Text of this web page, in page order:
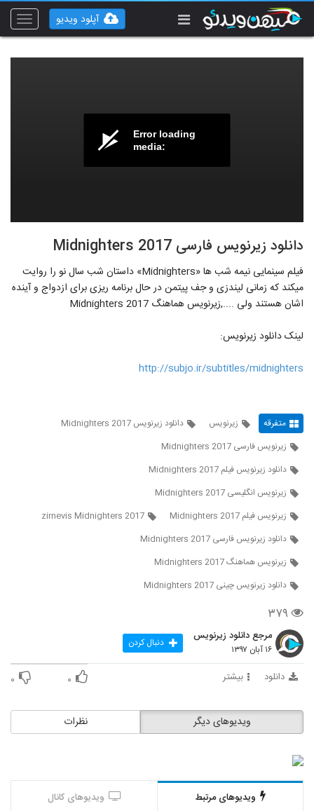
Toggle
آپلود ویدیو
Error loading
media:
دانلود زیرنویس فارسی Midnighters 2017
فیلم سینمایی نیمه شب ها «Midnighters» داستان شب سال نو را روایت
میکند که زمانی لیندزی و جف پیتمن در حال برنامه ریزی برای ازدواج و آینده
اشان هستند ولی ....,زیرنویس هماهنگ Midnighters 2017
لینک دانلود زیرنویس:
http://subjo.ir/subtitles/midnighters
متفرقه زیرنویس
دانلود زیرنویس Midnighters 2017
زیرنویس فارسی Midnighters 2017
دانلود زیرنویس فیلم Midnighters 2017
زیرنویس انگلیسی Midnighters 2017
زیرنویس فیلم Midnighters 2017
zirnevis Midnighters 2017
دانلود زیرنویس فارسی Midnighters 2017
زیرنویس هماهنگ Midnighters 2017
دانلود زیرنویس چینی Midnighters 2017
۳۷۹
مرجع دانلود زیرنویس
۱۶ آبان ۱۳۹۷ دنبال کردن
دانلود بیشتر ۰ ۰
نظرات ویدیوهای دیگر
ویدیوهای مرتبط ویدیوهای کانال